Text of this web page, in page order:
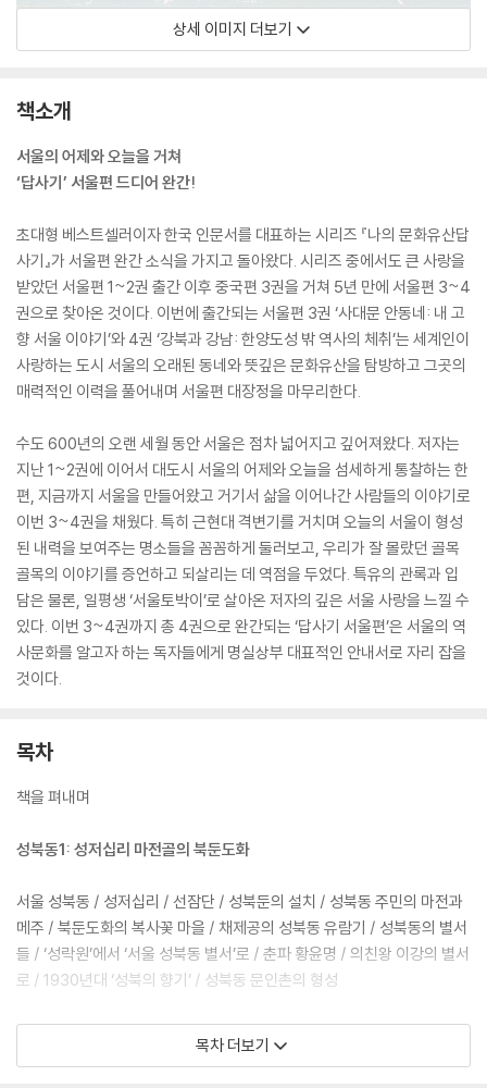
상세 이미지 더보기
책소개
서울의 어제와 오늘을 거쳐
‘답사기’ 서울편 드디어 완간!
초대형 베스트셀러이자 한국 인문서를 대표하는 시리즈 『나의 문화유산답
사기』가 서울편 완간 소식을 가지고 돌아왔다. 시리즈 중에서도 큰 사랑을
받았던 서울편 1~2권 출간 이후 중국편 3권을 거쳐 5년 만에 서울편 3~4
권으로 찾아온 것이다. 이번에 출간되는 서울편 3권 ‘사대문 안동네: 내 고
향 서울 이야기’와 4권 ‘강북과 강남: 한양도성 밖 역사의 체취’는 세계인이
사랑하는 도시 서울의 오래된 동네와 뜻깊은 문화유산을 탐방하고 그곳의
매력적인 이력을 풀어내며 서울편 대장정을 마무리한다.
수도 600년의 오랜 세월 동안 서울은 점차 넓어지고 깊어져왔다. 저자는
지난 1~2권에 이어서 대도시 서울의 어제와 오늘을 섬세하게 통찰하는 한
편, 지금까지 서울을 만들어왔고 거기서 삶을 이어나간 사람들의 이야기로
이번 3~4권을 채웠다. 특히 근현대 격변기를 거치며 오늘의 서울이 형성
된 내력을 보여주는 명소들을 꼼꼼하게 둘러보고, 우리가 잘 몰랐던 골목
골목의 이야기를 증언하고 되살리는 데 역점을 두었다. 특유의 관록과 입
담은 물론, 일평생 ‘서울토박이’로 살아온 저자의 깊은 서울 사랑을 느낄 수
있다. 이번 3~4권까지 총 4권으로 완간되는 ‘답사기 서울편’은 서울의 역
사문화를 알고자 하는 독자들에게 명실상부 대표적인 안내서로 자리 잡을
것이다.
목차
책을 펴내며
성북동1: 성저십리 마전골의 북둔도화
서울 성북동 / 성저십리 / 선잠단 / 성북둔의 설치 / 성북동 주민의 마전과
메주 / 북둔도화의 복사꽃 마을 / 채제공의 성북동 유람기 / 성북동의 별서
들 / ‘성락원’에서 ‘서울 성북동 별서’로 / 춘파 황윤명 / 의친왕 이강의 별서
로 / 1930년대 ‘성북의 향기’ / 성북동 문인촌의 형성
성북동2: 『문장』과 ‘호고일당’의 동네
목차 더보기